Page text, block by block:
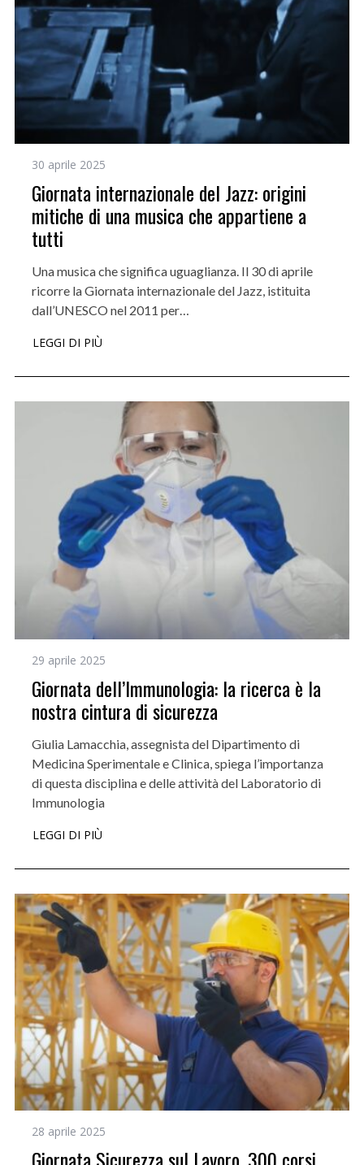
30 aprile 2025
Giornata internazionale del Jazz: origini
mitiche di una musica che appartiene a
tutti
Una musica che significa uguaglianza. Il 30 di aprile
ricorre la Giornata internazionale del Jazz, istituita
dall’UNESCO nel 2011 per…
LEGGI DI PIÙ
29 aprile 2025
Giornata dell’Immunologia: la ricerca è la
nostra cintura di sicurezza
Giulia Lamacchia, assegnista del Dipartimento di
Medicina Sperimentale e Clinica, spiega l’importanza
di questa disciplina e delle attività del Laboratorio di
Immunologia
LEGGI DI PIÙ
28 aprile 2025